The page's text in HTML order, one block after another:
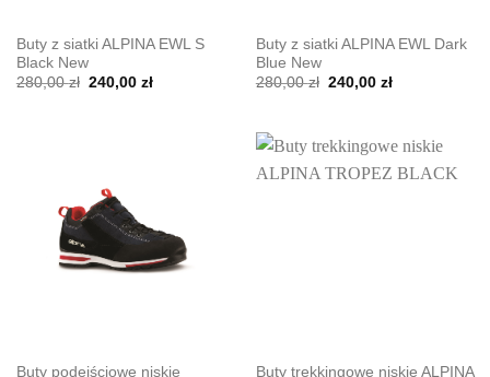
Buty z siatki ALPINA EWL S
Black New
280,00zł Pierwotna
240,00 złAktualna
Buty z siatki ALPINA EWL Dark
Blue New
280,00zł Pierwotna
240,00 złAktualna
Buty podejściowe niskie Buty trekkingowe niskie ALPINA